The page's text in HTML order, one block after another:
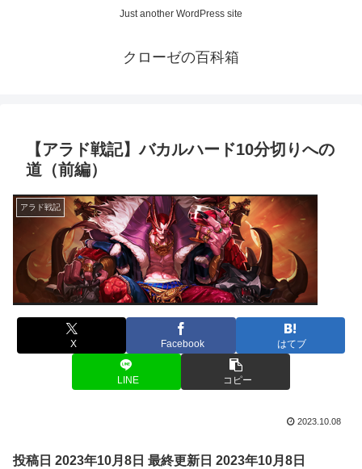
Just another WordPress site
クローゼの百科箱
【アラド戦記】バカルハード10分切りへの
道（前編）
アラド戦記
X Facebook はてブ
LINE コピー
2023.10.08
投稿日 2023年10月8日 最終更新日 2023年10月8日